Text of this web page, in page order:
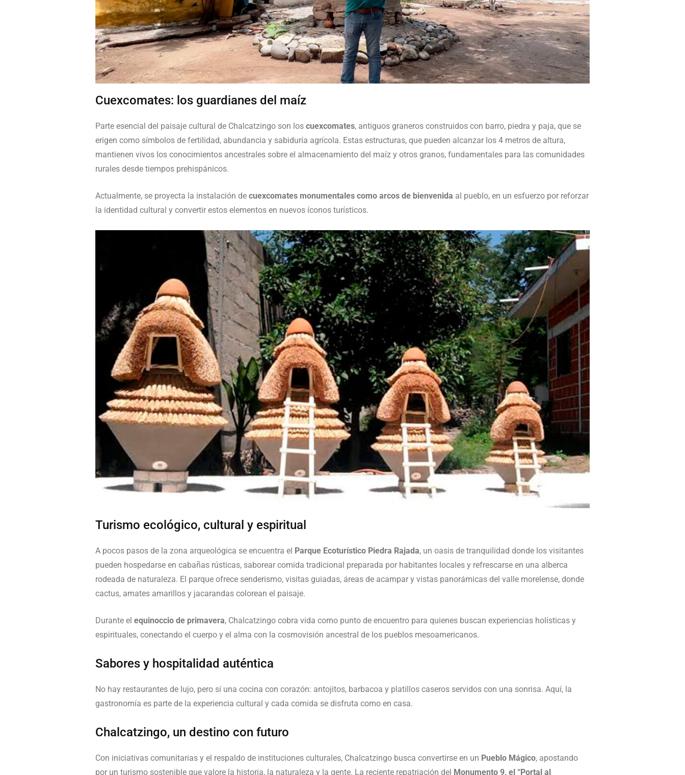
Cuexcomates: los guardianes del maíz
Parte esencial del paisaje cultural de Chalcatzingo son los cuexcomates, antiguos graneros construidos con barro, piedra y paja, que se
erigen como símbolos de fertilidad, abundancia y sabiduría agrícola. Estas estructuras, que pueden alcanzar los 4 metros de altura,
mantienen vivos los conocimientos ancestrales sobre el almacenamiento del maíz y otros granos, fundamentales para las comunidades
rurales desde tiempos prehispánicos.
Actualmente, se proyecta la instalación de cuexcomates monumentales como arcos de bienvenida al pueblo, en un esfuerzo por reforzar
la identidad cultural y convertir estos elementos en nuevos íconos turísticos.
Turismo ecológico, cultural y espiritual
A pocos pasos de la zona arqueológica se encuentra el Parque Ecoturístico Piedra Rajada, un oasis de tranquilidad donde los visitantes
pueden hospedarse en cabañas rústicas, saborear comida tradicional preparada por habitantes locales y refrescarse en una alberca
rodeada de naturaleza. El parque ofrece senderismo, visitas guiadas, áreas de acampar y vistas panorámicas del valle morelense, donde
cactus, amates amarillos y jacarandas colorean el paisaje.
Durante el equinoccio de primavera, Chalcatzingo cobra vida como punto de encuentro para quienes buscan experiencias holísticas y
espirituales, conectando el cuerpo y el alma con la cosmovisión ancestral de los pueblos mesoamericanos.
Sabores y hospitalidad auténtica
No hay restaurantes de lujo, pero sí una cocina con corazón: antojitos, barbacoa y platillos caseros servidos con una sonrisa. Aquí, la
gastronomía es parte de la experiencia cultural y cada comida se disfruta como en casa.
Chalcatzingo, un destino con futuro
Con iniciativas comunitarias y el respaldo de instituciones culturales, Chalcatzingo busca convertirse en un Pueblo Mágico, apostando
por un turismo sostenible que valore la historia, la naturaleza y la gente. La reciente repatriación del Monumento 9, el “Portal al